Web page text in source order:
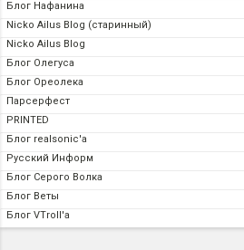
Блог Нафанина
Nicko Ailus Blog (старинный)
Nicko Ailus Blog
Блог Олегуса
Блог Ореолека
Парсерфест
PRINTED
Блог realsonic'а
Русский Информ
Блог Серого Волка
Блог Веты
Блог VTroll'а